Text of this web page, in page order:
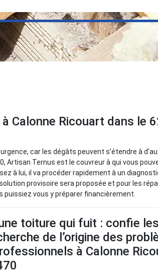
Calonne Ricouart dans le
car les dégâts peuvent s’étendre à
Artisan Ternus est le couvreur à qui vous
à lui, il va procéder rapidement à un
provisoire sera proposée et pour les
puissiez vous y préparer financièrement.
toiture qui fuit : confie
de l’origine des
à Calonne